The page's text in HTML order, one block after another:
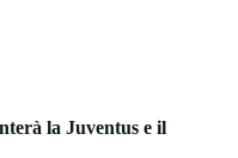
la Juventus e il